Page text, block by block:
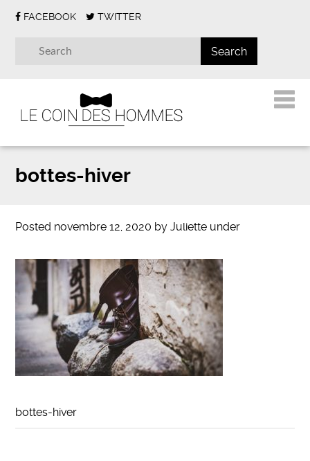
FACEBOOK TWITTER
bottes-hiver
Posted novembre 12, 2020 byJuliette under
bottes-hiver